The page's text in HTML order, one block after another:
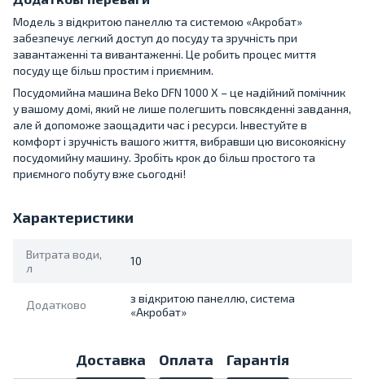
Модель з відкритою панеллю та системою «Акробат»
забезпечує легкий доступ до посуду та зручність при
завантаженні та вивантаженні. Це робить процес миття
посуду ще більш простим і приємним.
Посудомийна машина Beko DFN 1000 X – це надійний помічник
у вашому домі, який не лише полегшить повсякденні завдання,
але й допоможе заощадити час і ресурси. Інвестуйте в
комфорт і зручність вашого життя, вибравши цю високоякісну
посудомийну машину. Зробіть крок до більш простого та
приємного побуту вже сьогодні!
Характеристики
Витрата води,
л
10
Додатково
з відкритою панеллю, система
«Акробат»
Доставка Оплата Гарантія